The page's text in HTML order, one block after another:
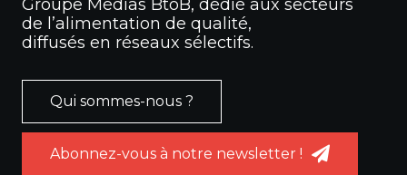
Groupe Médias BtoB, dédié aux secteurs
de l’alimentation de qualité,
diffusés en réseaux sélectifs.
Qui sommes-nous ?
Abonnez-vous à notre newsletter !